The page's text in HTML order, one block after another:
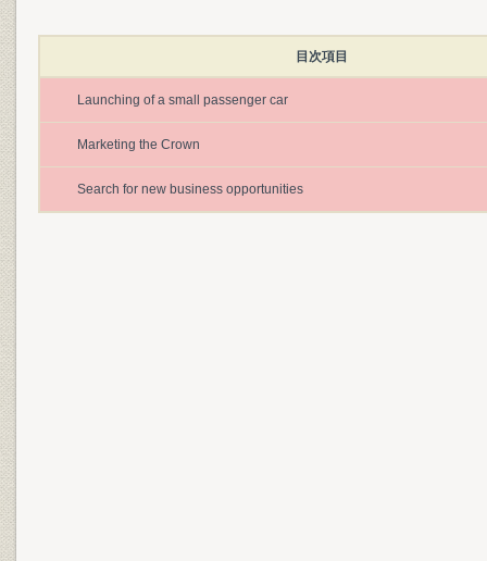
目次項目
Launching of a small passenger car
Marketing the Crown
Search for new business opportunities